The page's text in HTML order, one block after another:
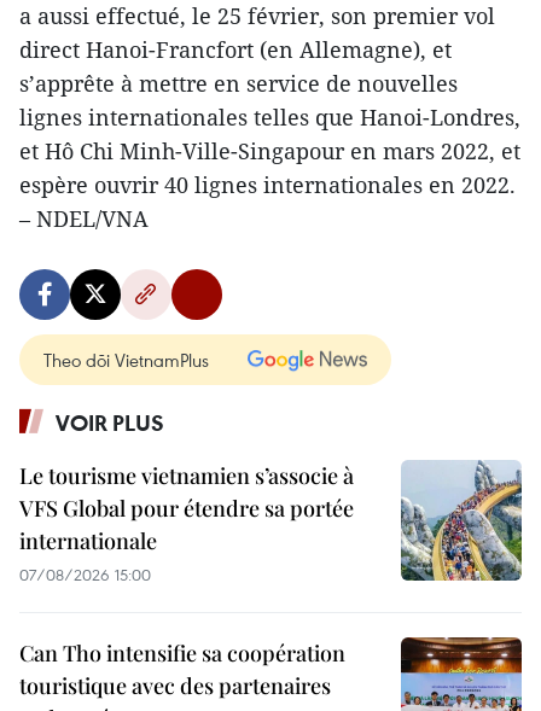
a aussi effectué, le 25 février, son premier vol
direct Hanoi-Francfort (en Allemagne), et
s’apprête à mettre en service de nouvelles
lignes internationales telles que Hanoi-Londres,
et Hô Chi Minh-Ville-Singapour en mars 2022, et
espère ouvrir 40 lignes internationales en 2022.
– NDEL/VNA
Theo dõi VietnamPlus
VOIR PLUS
Le tourisme vietnamien s’associe à
VFS Global pour étendre sa portée
internationale
07/08/2026 15:00
Can Tho intensifie sa coopération
touristique avec des partenaires